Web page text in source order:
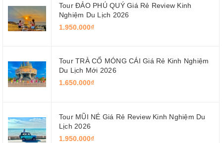
Tour ĐẢO PHÚ QUÝ Giá Rẻ Review Kinh
Nghiệm Du Lịch 2026
1.950.000₫
Tour TRÀ CỔ MÓNG CÁI Giá Rẻ Kinh Nghiệm
Du Lịch Mới 2026
1.650.000₫
Tour MŨI NÉ Giá Rẻ Review Kinh Nghiệm Du
Lịch 2026
1.950.000₫